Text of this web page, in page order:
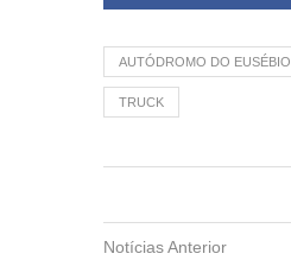
AUTÓDROMO DO EUSÉBIO
TRUCK
Notícias Anterior